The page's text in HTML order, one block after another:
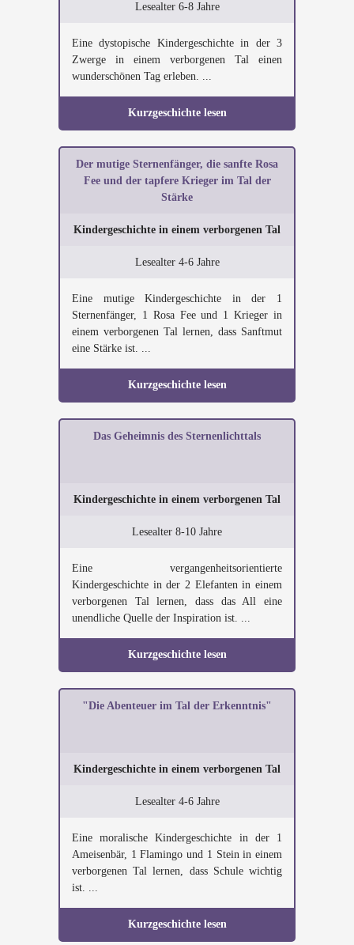
Lesealter 6-8 Jahre
Eine dystopische Kindergeschichte in der 3
Zwerge in einem verborgenen Tal einen
wunderschönen Tag erleben. ...
Kurzgeschichte lesen
Der mutige Sternenfänger, die sanfte Rosa
Fee und der tapfere Krieger im Tal der
Stärke
Kindergeschichte in einem verborgenen Tal
Lesealter 4-6 Jahre
Eine mutige Kindergeschichte in der 1
Sternenfänger, 1 Rosa Fee und 1 Krieger in
einem verborgenen Tal lernen, dass Sanftmut
eine Stärke ist. ...
Kurzgeschichte lesen
Das Geheimnis des Sternenlichttals
Kindergeschichte in einem verborgenen Tal
Lesealter 8-10 Jahre
Eine vergangenheitsorientierte
Kindergeschichte in der 2 Elefanten in einem
verborgenen Tal lernen, dass das All eine
unendliche Quelle der Inspiration ist. ...
Kurzgeschichte lesen
"Die Abenteuer im Tal der Erkenntnis"
Kindergeschichte in einem verborgenen Tal
Lesealter 4-6 Jahre
Eine moralische Kindergeschichte in der 1
Ameisenbär, 1 Flamingo und 1 Stein in einem
verborgenen Tal lernen, dass Schule wichtig
ist. ...
Kurzgeschichte lesen